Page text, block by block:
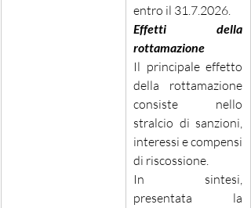
entro il 31.7.2026.
Effetti della
rottamazione
Il principale effetto
della rottamazione
consiste nello
stralcio di sanzioni,
interessi e compensi
di riscossione.
In sintesi,
presentata la